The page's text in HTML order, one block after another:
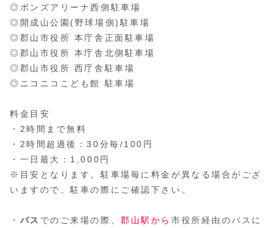
◎ボンズアリーナ西側駐車場
◎開成山公園(野球場側)駐車場
◎郡山市役所 本庁舎正面駐車場
◎郡山市役所 本庁舎北側駐車場
◎郡山市役所 西庁舎駐車場
◎ニコニコこども館 駐車場
料金目安
・2時間まで無料
・2時間超過後：30分毎/100円
・一日最大：1,000円
※目安となります。駐車場毎に料金が異なる場合がござ
いますので、駐車の際にご確認下さい。
・ バス でのご来場の際、郡山駅から 市役所経由のバスに